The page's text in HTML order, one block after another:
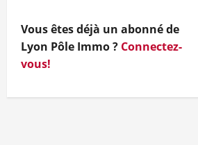
Vous êtes déjà un abonné de
Lyon Pôle Immo ? Connectez-
vous!